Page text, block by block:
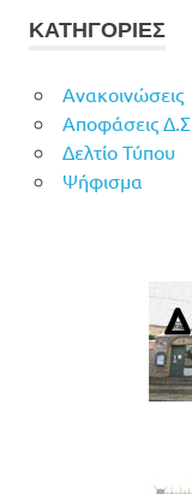
ΚΑΤΗΓΟΡΙΕΣ
Ανακοινώσεις
Αποφάσεις Δ.Σ.
Δελτίο Τύπου
Ψήφισμα